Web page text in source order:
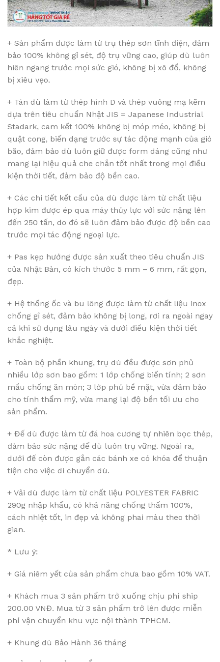
+ Sản phẩm được làm từ trụ thép sơn tĩnh điện, đảm
bảo 100% không gỉ sét, độ trụ vững cao, giúp dù luôn
hiên ngang trước mọi sức gió, không bị xô đổ, không
bị xiêu vẹo.
+ Tán dù làm từ thép hình D và thép vuông mạ kẽm
dựa trên tiêu chuẩn Nhật JIS = Japanese Industrial
Stadark, cam kết 100% không bị móp méo, không bị
quật cong, biến dạng trước sự tác động mạnh của gió
bão, đảm bảo dù luôn giữ được form dáng cũng như
mang lại hiệu quả che chắn tốt nhất trong mọi điều
kiện thời tiết, đảm bảo độ bền cao.
+ Các chi tiết kết cầu của dù được làm từ chất liệu
hợp kim được ép qua máy thủy lực với sức nặng lên
đến 250 tấn, do đó sẽ luôn đảm bảo được độ bền cao
trước mọi tác động ngoại lực.
+ Pas kẹp hướng được sản xuất theo tiêu chuẩn JIS
của Nhật Bản, có kích thước 5 mm – 6 mm, rất gọn,
đẹp.
+ Hệ thống ốc và bu lông được làm từ chất liệu inox
chống gỉ sét, đảm bảo không bị long, rơi ra ngoài ngay
cả khi sử dụng lâu ngày và dưới điều kiện thời tiết
khắc nghiệt.
+ Toàn bộ phần khung, trụ dù đều được sơn phủ
nhiều lớp sơn bao gồm: 1 lớp chống biến tính; 2 sơn
mầu chống ăn mòn; 3 lớp phủ bề mặt, vừa đảm bảo
cho tính thẩm mỹ, vừa mang lại độ bền tối ưu cho
sản phẩm.
+ Đế dù được làm từ đá hoa cương tự nhiên bọc thép,
đảm bảo sức nặng để dù luôn trụ vững. Ngoài ra,
dưới đế còn được gắn các bánh xe có khóa để thuận
tiện cho việc di chuyển dù.
+ Vải dù được làm từ chất liệu POLYESTER FABRIC
290g nhập khẩu, có khả năng chống thấm 100%,
cách nhiệt tốt, in đẹp và không phai màu theo thời
gian.
* Lưu ý:
+ Giá niêm yết của sản phẩm chưa bao gồm 10% VAT.
+ Khách mua 3 sản phẩm trở xuống chịu phí ship
200.00 VNĐ. Mua từ 3 sản phẩm trở lên được miễn
phí vận chuyển khu vực nội thành TPHCM.
+ Khung dù Bảo Hành 36 tháng